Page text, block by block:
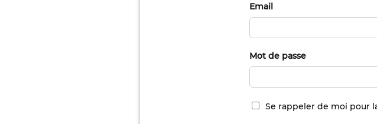
Email
Mot de passe
Se rappeler de moi pour